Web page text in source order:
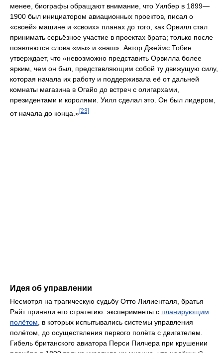
менее, биографы обращают внимание, что Уилбер в 1899—
1900 был инициатором авиационных проектов, писал о
«своей» машине и «своих» планах до того, как Орвилл стал
принимать серьёзное участие в проектах брата; только после
появляются слова «мы» и «наш». Автор Джеймс Тобин
утверждает, что «невозможно представить Орвилла более
ярким, чем он был, представляющим собой ту движущую силу,
которая начала их работу и поддерживала её от дальней
комнаты магазина в Огайо до встреч с олигархами,
президентами и королями. Уилл сделал это. Он был лидером,
от начала до конца.»[23]
Идея об управлении
Несмотря на трагическую судьбу Отто Лилиенталя, братья
Райт приняли его стратегию: эксперименты с планирующим
полётом , в которых испытывались системы управления
полётом, до осуществления первого полёта с двигателем.
Гибель британского авиатора Перси Пилчера при крушении